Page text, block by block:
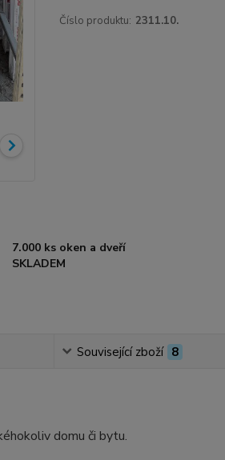
Číslo produktu: 2311.10.
7.000 ks oken a dveří
SKLADEM
Související zboží 8
domu či bytu.